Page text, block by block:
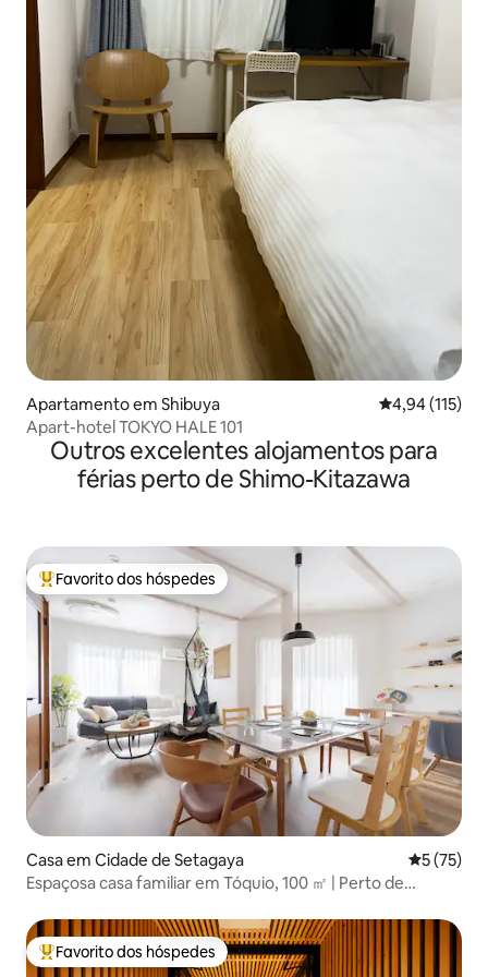
Apartamento em Shibuya Classificação
4,94 (115)
Apart-hotel TOKYO HALE 101
Outros excelentes alojamentos para
férias perto de Shimo-Kitazawa
Favoritos dos hóspedes mais apreciados
Favorito dos hóspedes
Casa em Cidade de Setagaya
5 (75)
Espaçosa casa familiar em Tóquio, 100 ㎡ | Perto de
Favoritos dos hóspedes mais apreciados
Favorito dos hóspedes